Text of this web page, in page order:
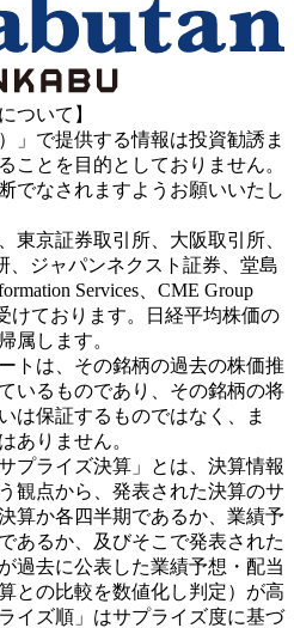
ついて】
」で提供する情報は投資勧誘ま
ことを目的としておりません。
でなされますようお願いいたし
東京証券取引所、大阪取引所、
、ジャパンネクスト証券、堂島
Services、CME Group
けております。日経平均株価の
属します。
トは、その銘柄の過去の株価推
いるものであり、その銘柄の将
は保証するものではなく、ま
ありません。
プライズ決算」とは、決算情報
観点から、発表された決算のサ
算か各四半期であるか、業績予
あるか、及びそこで発表された
過去に公表した業績予想・配当
との比較を数値化し判定）が高
イズ順」はサプライズ度に基づ